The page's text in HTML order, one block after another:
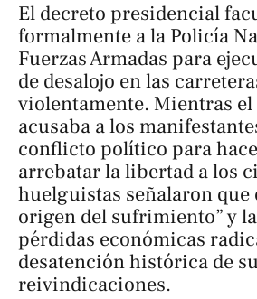
El decreto presidencial
formalmente a la Policía
Fuerzas Armadas para
de desalojo en las
violentamente. Mientras el
acusaba a los
conflicto político para
arrebatar la libertad a los
huelguistas señalaron que
origen del sufrimiento” y
pérdidas económicas
desatención histórica de
reivindicaciones.